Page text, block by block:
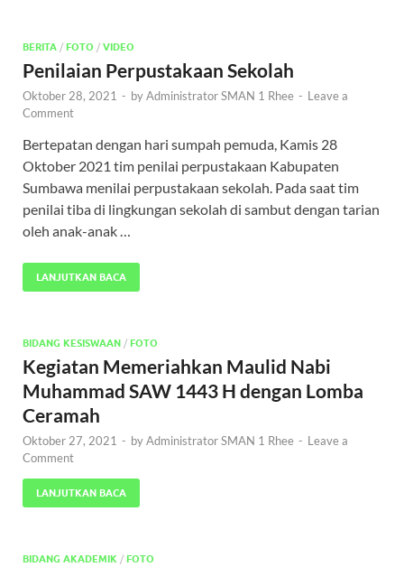
BERITA / FOTO / VIDEO
Penilaian Perpustakaan Sekolah
Oktober 28, 2021 - byAdministrator SMAN 1 Rhee - Leave a
Comment
Bertepatan dengan hari sumpah pemuda, Kamis 28
Oktober 2021 tim penilai perpustakaan Kabupaten
Sumbawa menilai perpustakaan sekolah. Pada saat tim
penilai tiba di lingkungan sekolah di sambut dengan tarian
oleh anak-anak …
LANJUTKAN BACA
BIDANG KESISWAAN / FOTO
Kegiatan Memeriahkan Maulid Nabi
Muhammad SAW 1443 H dengan Lomba
Ceramah
Oktober 27, 2021 - byAdministrator SMAN 1 Rhee - Leave a
Comment
LANJUTKAN BACA
BIDANG AKADEMIK / FOTO